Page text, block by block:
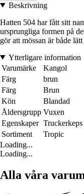
Beskrivning
Hatten 504 har fått sitt
ursprungliga formen på
gör att mössan är både
Ytterligare information
Varumärke
Kangol
Färg
brun
Färg
Brun
Kön
Blandad
Åldersgrupp Vuxen
Egenskaper Truckerkeps
Sortiment
Tropic
Loading...
Loading...
Alla våra